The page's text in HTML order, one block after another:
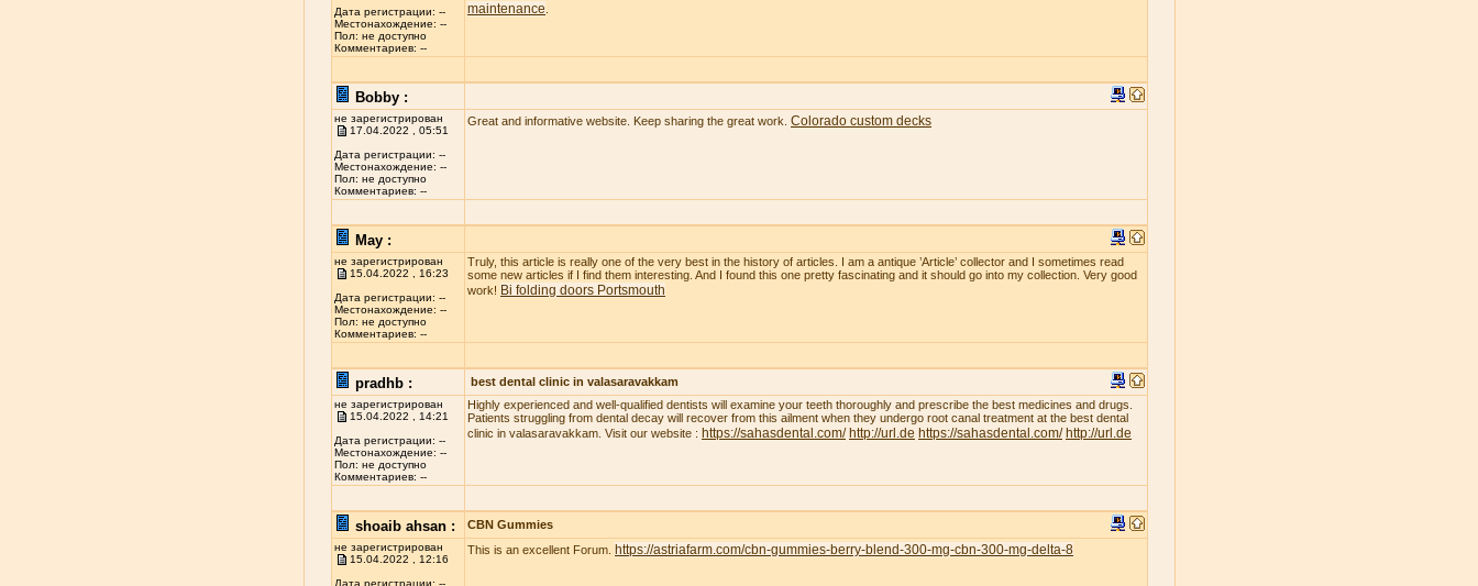
Дата регистрации: --
Местонахождение: --
Пол: не доступно
Комментариев: --
maintenance
Bobby :
не зарегистрирован
17.04.2022 , 05:51
Дата регистрации: --
Местонахождение: --
Пол: не доступно
Комментариев: --
Great and informative website. Keep sharing the great work. Colorado custom decks
May :
не зарегистрирован
15.04.2022 , 16:23
Дата регистрации: --
Местонахождение: --
Пол: не доступно
Комментариев: --
Truly, this article is really one of the very best in the history of articles. I am a antique ’Article’ collector and I sometimes read
some new articles if I find them interesting. And I found this one pretty fascinating and it should go into my collection. Very good
work! Bi folding doors Portsmouth
pradhb : best dental clinic in valasaravakkam
не зарегистрирован
15.04.2022 , 14:21
Дата регистрации: --
Местонахождение: --
Пол: не доступно
Комментариев: --
Highly experienced and well-qualified dentists will examine your teeth thoroughly and prescribe the best medicines and drugs.
Patients struggling from dental decay will recover from this ailment when they undergo root canal treatment at the best dental
clinic in valasaravakkam. Visit our website : https://sahasdental.com/ http://url.de https://sahasdental.com/ http://url.de
shoaib ahsan : CBN Gummies
не зарегистрирован
15.04.2022 , 12:16
This is an excellent Forum. https://astriafarm.com/cbn-gummies-berry-blend-300-mg-cbn-300-mg-delta-8